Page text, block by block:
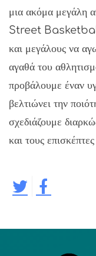
μια ακόμα μεγάλη
Street Basketball
και μεγάλους να
αγαθά του
προβάλουμε έναν
βελτιώνει την
σχεδιάζουμε
και τους